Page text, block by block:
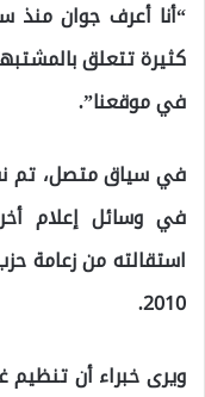
“أنا أعرف جوان منذ
كثيرة تتعلق
في موقعنا”.
في سياق متصل، تم
في وسائل إعلام
2010.
ويرى خبراء أن تنظيم